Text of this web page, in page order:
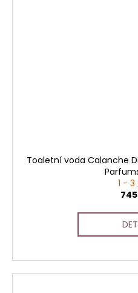
Toaletní voda Calanche
1 -